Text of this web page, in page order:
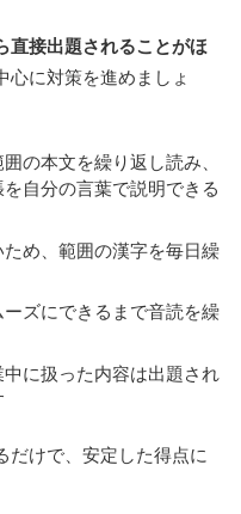
直接出題されることがほ
に対策を進めましょ
囲の本文を繰り返し読み、
自分の言葉で説明できる
ため、範囲の漢字を毎日繰
ーズにできるまで音読を繰
中に扱った内容は出題され
だけで、安定した得点に